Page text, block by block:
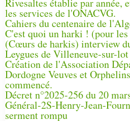
Rivesaltes établie par année,
les services de l'ONACVG.
Cahiers du centenaire de
C'est quoi un harki ! (pour
(Cœurs de harkis) interview
Leygues de Villeneuve-sur-
Création de l'Association
Dordogne Veuves et
commencé.
Décret n°2025-256 du 20
Général-2S-Henry-Jean-
serment rompu